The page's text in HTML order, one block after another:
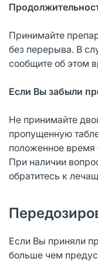
Принимайте
без перерыва. В
сообщите об этом
Если Вы забыли
Не принимайте
пропущенную
положенное
При наличии
обратитесь к
Если Вы приняли
больше чем